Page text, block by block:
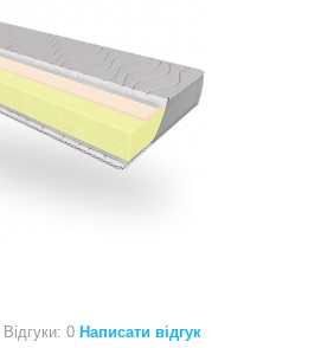
Відгуки: 0 Написати відгук